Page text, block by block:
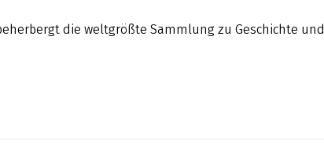
die weltgrößte Sammlung zu Geschichte und